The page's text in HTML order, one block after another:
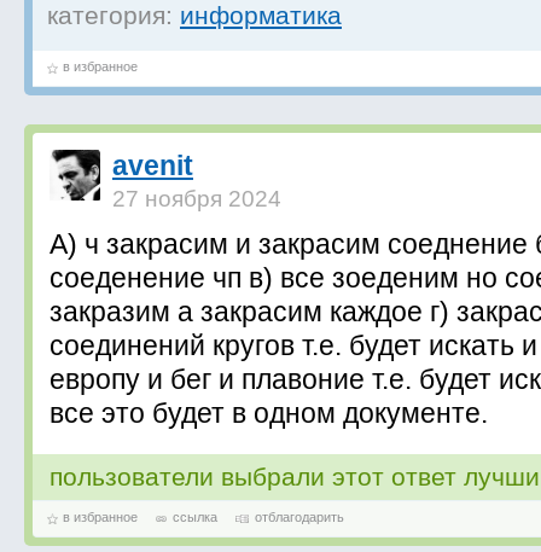
категория: информатика
в избранное
avenit
27 ноября 2024
А) ч закрасим и закрасим соеднение
соеденение чп в) все зоеденим но
закразим а закрасим каждое г)
соединений кругов т.е. будет искать
европу и бег и плавоние т.е. будет
все это будет в одном документе.
пользователи выбрали этот ответ
в избранное ссылка отблагодарить